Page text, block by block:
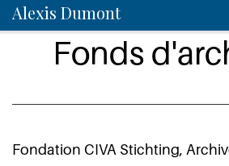
Alexis Dumont
Fonds
Fondation CIVA Stichting,